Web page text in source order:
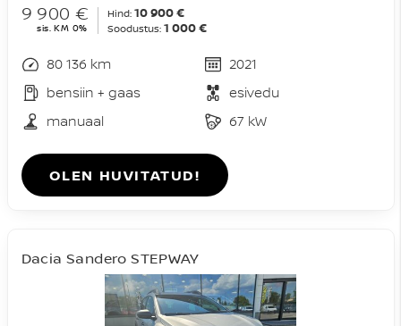
9 900 €
sis. KM 0%
Hind: 10 900 €
Soodustus: 1 000 €
80 136 km
2021
bensiin + gaas
esivedu
manuaal
67 kW
OLEN HUVITATUD!
Dacia Sandero STEPWAY